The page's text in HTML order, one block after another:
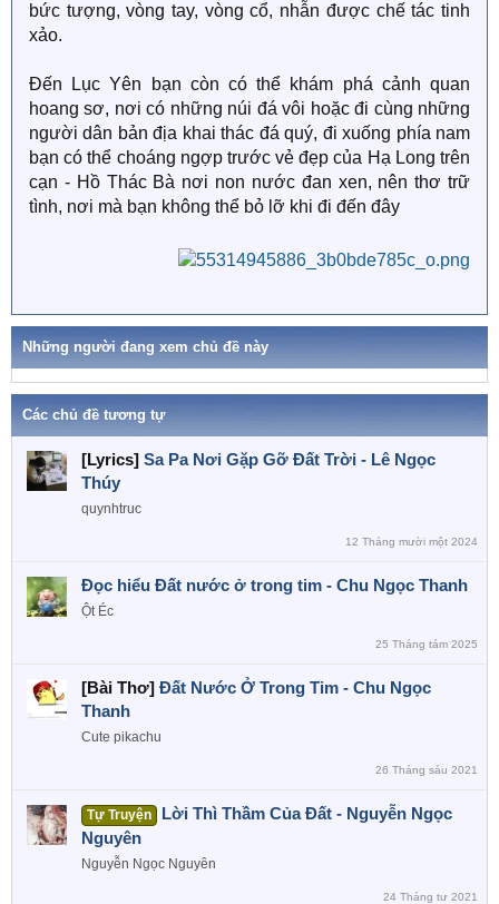
bức tượng, vòng tay, vòng cổ, nhẫn được chế tác tinh
xảo.
Đến Lục Yên bạn còn có thể khám phá cảnh quan
hoang sơ, nơi có những núi đá vôi hoặc đi cùng những
người dân bản địa khai thác đá quý, đi xuống phía nam
bạn có thể choáng ngợp trước vẻ đẹp của Hạ Long trên
cạn - Hồ Thác Bà nơi non nước đan xen, nên thơ trữ
tình, nơi mà bạn không thể bỏ lỡ khi đi đến đây
Những người đang xem chủ đề này
Các chủ đề tương tự
[Lyrics] Sa Pa Nơi Gặp Gỡ Đất Trời - Lê Ngọc
Thúy
quynhtruc
12 Tháng mười một 2024
Đọc hiểu Đất nước ở trong tim - Chu Ngọc Thanh
Ột Éc
25 Tháng tám 2025
[Bài Thơ] Đất Nước Ở Trong Tim - Chu Ngọc
Thanh
Cute pikachu
26 Tháng sáu 2021
Tự Truyện
Lời Thì Thầm Của Đất - Nguyễn Ngọc
Nguyên
Nguyễn Ngọc Nguyên
24 Tháng tư 2021